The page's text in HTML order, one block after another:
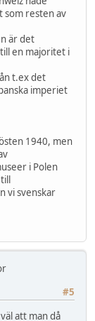
som resten av
är det
en majoritet i
t.ex det
imperiet
1940, men
i Polen
vi svenskar
#5
att man då